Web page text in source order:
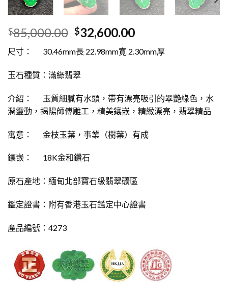
$85,000.00 $32,600.00
尺寸： 30.46mm長 22.98mm寛 2.30mm厚
玉石種質：滿綠翡翠
介紹： 玉質細膩有水頭，帶有漂亮吸引的翠艷綠色，水
潤靈動，揭陽師傅雕工，精美鑲嵌，精緻漂亮，翡翠精品
寓意： 金枝玉葉，事業（樹葉）有成
鑲嵌： 18K金和鑽石
原石產地：緬甸北部寶石級翡翠礦區
鑑定證書：附有香港玉石鑑定中心證書
產品編號：4273